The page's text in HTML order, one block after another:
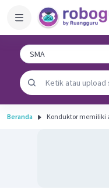
Beranda Konduktor memiliki